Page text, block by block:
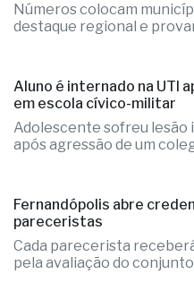
Números colocam
destaque regional e
Aluno é internado na UTI
em escola cívico-militar
Adolescente sofreu lesão
após agressão de um
Fernandópolis abre
pareceristas
Cada parecerista
pela avaliação do